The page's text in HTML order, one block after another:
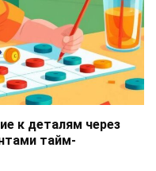
к деталям через
тайм-